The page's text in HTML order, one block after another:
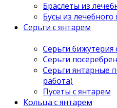
Браслеты из
Бусы из лечебного
Серьги с янтарем
Серьги бижутерия
Серьги
Серьги янтарные
работа)
Пусеты с янтарем
Кольца с янтарем